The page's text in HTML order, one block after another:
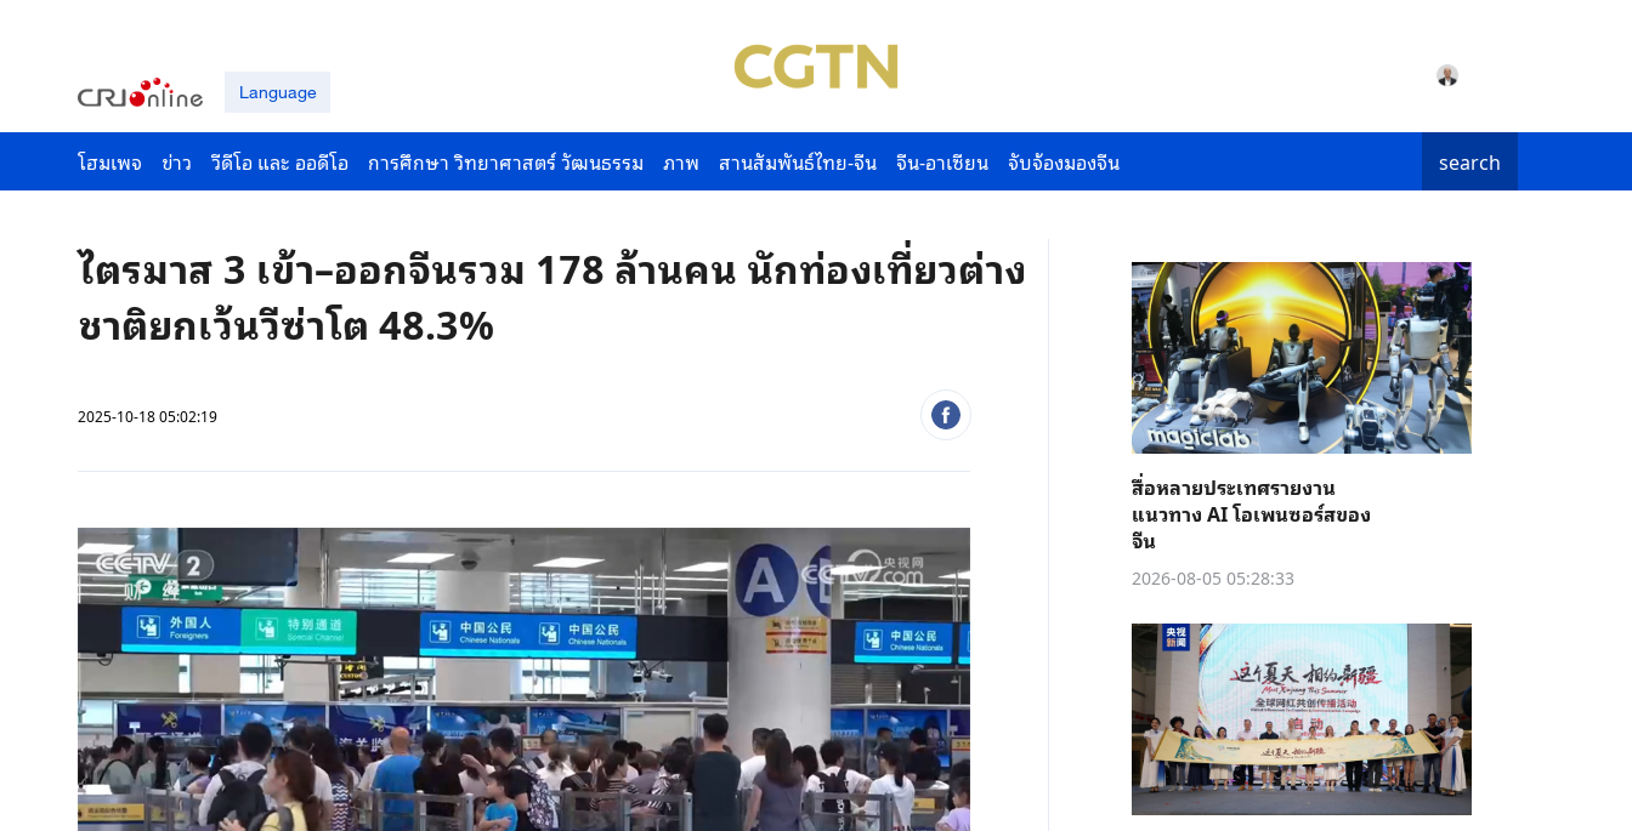
Language
โฮมเพจ ข่าว วีดีโอ และ ออดีโอ การศึกษา วิทยาศาสตร์ วัฒนธรรม ภาพ สานสัมพันธ์ไทย-จีน จีน-อาเซียน จับจ้องมองจีน search
ไตรมาส 3 เข้า–ออกจีนรวม 178 ล้านคน นักท่องเที่ยวต่าง
ชาติยกเว้นวีซ่าโต 48.3%
2025-10-18 05:02:19
สื่อหลายประเทศรายงาน
แนวทาง AI โอเพนซอร์สของ
จีน
2026-08-05 05:28:33